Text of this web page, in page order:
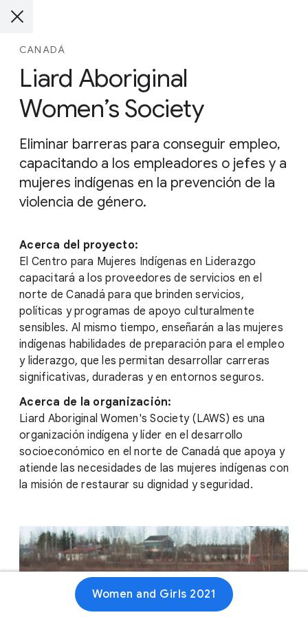
CANADÁ
Liard Aboriginal
Women’s Society
Eliminar barreras para conseguir empleo,
capacitando a los empleadores o jefes y a
mujeres indígenas en la prevención de la
violencia de género.
Acerca del proyecto:
El Centro para Mujeres Indígenas en Liderazgo
capacitará a los proveedores de servicios en el
norte de Canadá para que brinden servicios,
políticas y programas de apoyo culturalmente
sensibles. Al mismo tiempo, enseñarán a las mujeres
indígenas habilidades de preparación para el empleo
y liderazgo, que les permitan desarrollar carreras
significativas, duraderas y en entornos seguros.
Acerca de la organización:
Liard Aboriginal Women's Society (LAWS) es una
organización indígena y líder en el desarrollo
socioeconómico en el norte de Canadá que apoya y
atiende las necesidades de las mujeres indígenas con
la misión de restaurar su dignidad y seguridad.
Women and Girls 2021